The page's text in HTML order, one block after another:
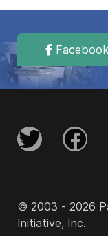
Facebook
© 2003 - 2026
Initiative, Inc.